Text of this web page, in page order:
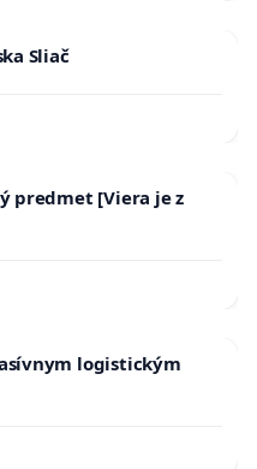
Sliač
predmet [Viera je z
logistickým